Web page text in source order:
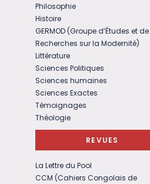
Philosophie
Histoire
GERMOD (Groupe d’Études et de
Recherches sur la Modernité)
Littérature
Sciences Politiques
Sciences humaines
Sciences Exactes
Témoignages
Théologie
REVUES
La Lettre du Pool
CCM (Cahiers Congolais de